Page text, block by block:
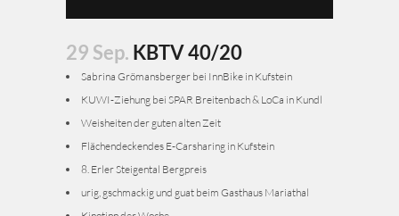
29 Sep. KBTV 40/20
Sabrina Grömansberger bei InnBike in Kufstein
KUWI-Ziehung bei SPAR Breitenbach & LoCa in Kundl
Weisheiten der guten alten Zeit
Flächendeckendes E-Carsharing in Kufstein
8. Erler Steigental Bergpreis
urig, gschmackig und guat beim Gasthaus Mariathal